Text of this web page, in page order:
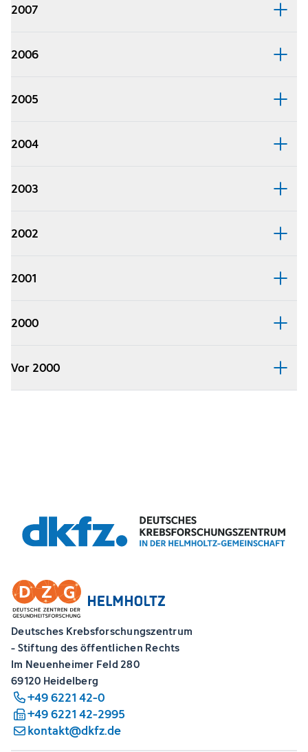
2007
2006
2005
2004
2003
2002
2001
2000
Vor 2000
Deutsches Krebsforschungszentrum
- Stiftung des öffentlichen Rechts
Im Neuenheimer Feld 280
69120 Heidelberg
+49 6221 42-0
+49 6221 42-2995
kontakt@dkfz.de